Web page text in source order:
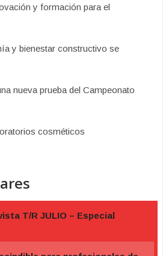
y formación para el
y bienestar constructivo se
nueva prueba del Campeonato
cosméticos